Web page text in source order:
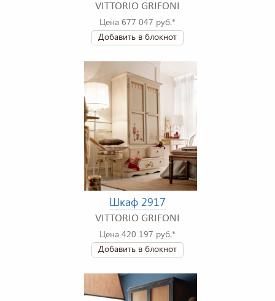
VITTORIO GRIFONI
Цена 677 047 руб.*
Добавить в блокнот
Шкаф 2917
VITTORIO GRIFONI
Цена 420 197 руб.*
Добавить в блокнот